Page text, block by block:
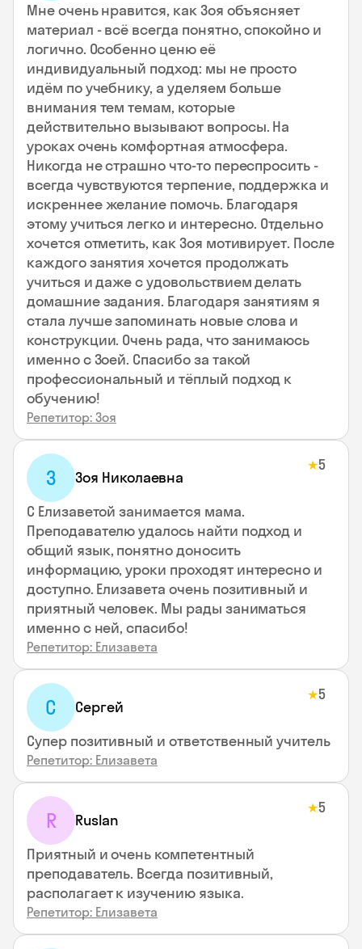
Мне очень нравится, как Зоя объясняет
материал - всё всегда понятно, спокойно и
логично. Особенно ценю её
индивидуальный подход: мы не просто
идём по учебнику, а уделяем больше
внимания тем темам, которые
действительно вызывают вопросы. На
уроках очень комфортная атмосфера.
Никогда не страшно что-то переспросить -
всегда чувствуются терпение, поддержка и
искреннее желание помочь. Благодаря
этому учиться легко и интересно. Отдельно
хочется отметить, как Зоя мотивирует. После
каждого занятия хочется продолжать
учиться и даже с удовольствием делать
домашние задания. Благодаря занятиям я
стала лучше запоминать новые слова и
конструкции. Очень рада, что занимаюсь
именно с Зоей. Спасибо за такой
профессиональный и тёплый подход к
обучению!
Репетитор: Зоя
З Зоя Николаевна
★5
С Елизаветой занимается мама.
Преподавателю удалось найти подход и
общий язык, понятно доносить
информацию, уроки проходят интересно и
доступно. Елизавета очень позитивный и
приятный человек. Мы рады заниматься
именно с ней, спасибо!
Репетитор: Елизавета
С Сергей
★5
Супер позитивный и ответственный учитель
Репетитор: Елизавета
R Ruslan
★5
Приятный и очень компетентный
преподаватель. Всегда позитивный,
располагает к изучению языка.
Репетитор: Елизавета